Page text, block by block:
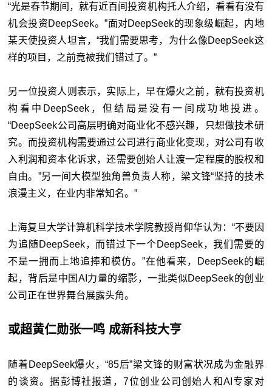
“光是春节期间，就有近百间投资机构托人介绍，看看有没有
机会投资DeepSeek。”面对DeepSeek的现象级崛起，内地
某天使投资人坦言，“我们需要思考，为什么像DeepSeek这
样的项目，之前竟被我们错过了。”
另一位投资人则表示，实际上，早在爆火之前，就有投资机
构看中DeepSeek，但结局是没有一间成功地投进。
“DeepSeek公司高层明确对商业化不感兴趣，只想做技术研
究。而投资机构需要通过公司进行商业化变现，对公司有收
入利润和资本化诉求，还需要创始人让渡一定程度的股权和
自由。”另一间大模型独角兽负责人称，梁文锋“坚持的技术
浪漫主义，在业内非常知名。”
上海复旦大学计算机科学技术学院教授肖仰华认为：“不要因
为追随DeepSeek，而错过下一个DeepSeek，我们需要的
不是一拥而上地追捧和模仿。”在他看来，DeepSeek的崛
起，背后是中国AI力量的缩影，一批类似DeepSeek的创业
公司正在世界舞台展露头角。
或超黄仁勋张一鸣 成新科技大亨
随着DeepSeek爆火，“85后”梁文锋的财富状况成为金融界
的谈资。据彭博社报道，7位创业公司创始人和AI专家对